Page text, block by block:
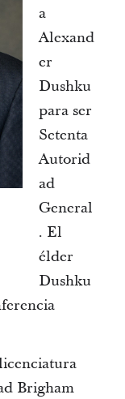
a
Alexand
er
Dushku
para ser
Setenta
Autorid
ad
General
. El
élder
Dushku
Brigham